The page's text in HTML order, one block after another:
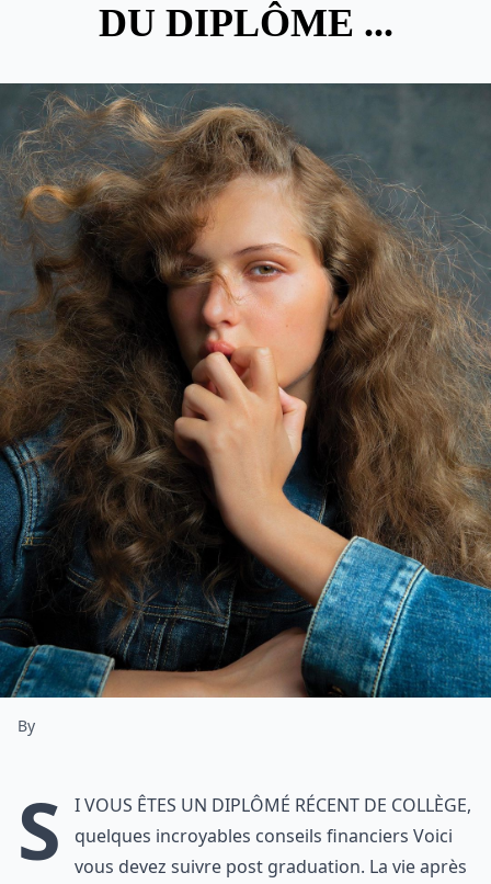
DU DIPLÔME ...
By
S
i vous êtes un diplômé récent de collège,
quelques incroyables conseils financiers Voici
vous devez suivre post graduation. La vie après